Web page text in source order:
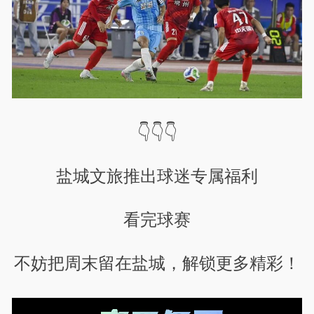
👇👇👇
盐城文旅推出球迷专属福利
看完球赛
不妨把周末留在盐城，解锁更多精彩！